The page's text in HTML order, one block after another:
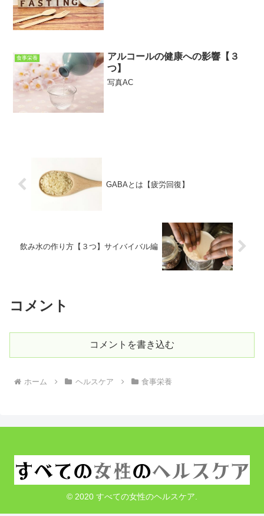
食事栄養
アルコールの健康への影響【３
つ】
写真AC
GABAとは【疲労回復】
飲み水の作り方【３つ】サイバイバル編
コメント
コメントを書き込む
ホーム ヘルスケア 食事栄養
© 2020 すべての女性のヘルスケア.